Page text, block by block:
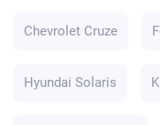
Chevrolet Cruze
Hyundai Solaris